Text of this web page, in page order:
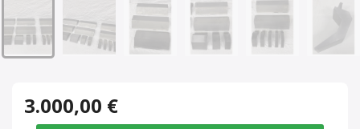
3.000,00 €